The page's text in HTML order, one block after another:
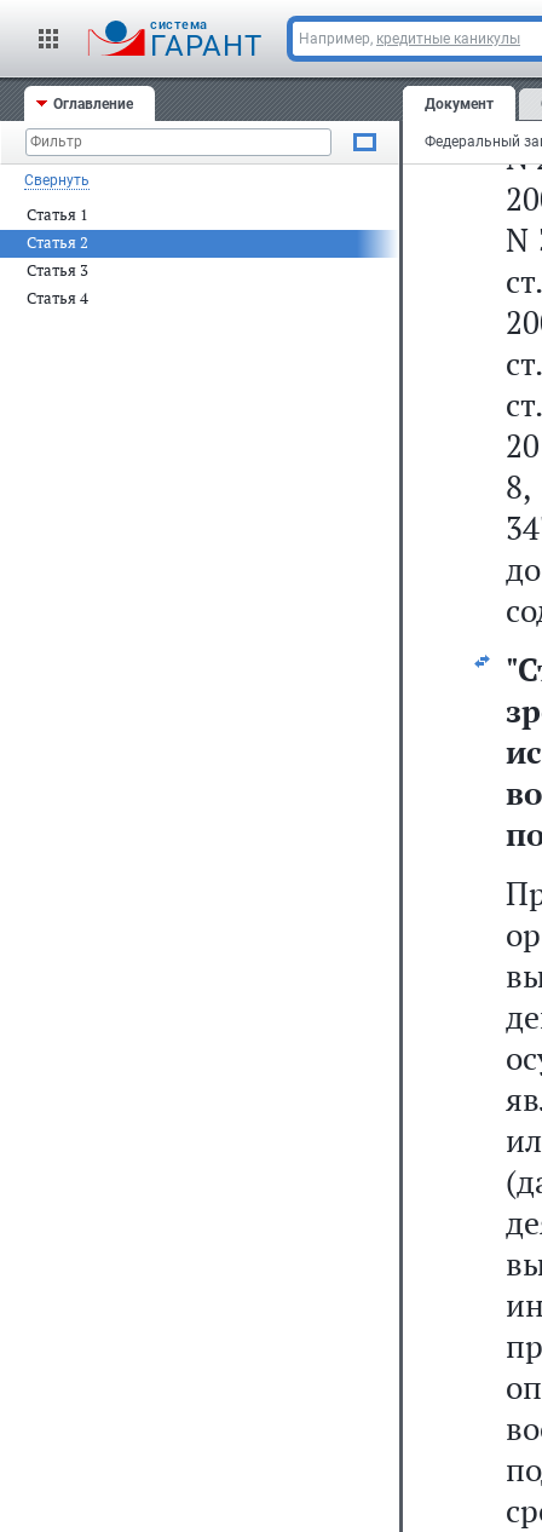
cистема
ГАРАНТ Например, кредитные каникулы
Оглавление
Свернуть
Статья 1
Статья 2
Статья 3
Статья 4
Документ
N
N
"